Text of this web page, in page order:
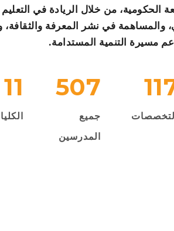
الحكومية، من خلال الريادة في التعليم
والمساهمة في نشر المعرفة
مسيرة التنمية المستدامة.
11 507
جميع
المدرسين